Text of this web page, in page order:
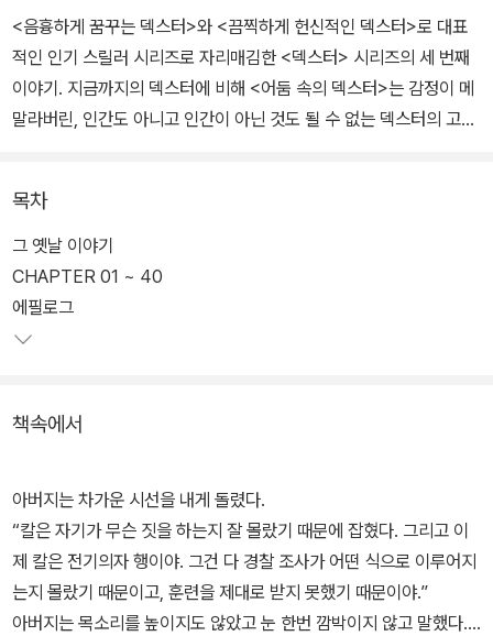
<음흉하게 꿈꾸는 덱스터>와 <끔찍하게 헌신적인 덱스터>로 대표
적인 인기 스릴러 시리즈로 자리매김한 <덱스터> 시리즈의 세 번째
이야기. 지금까지의 덱스터에 비해 <어둠 속의 덱스터>는 감정이 메
말라버린, 인간도 아니고 인간이 아닌 것도 될 수 없는 덱스터의 고민
<어둠 속의 덱스터>에서 작가 제프 린제이는 자신의 '존재의 이유'를
심도 있게 탐구하고, 그의 내면에서 암흑의 살인 본능을 속삭여 왔던
검은 승객을 처음으로 이해하기 시작하며, '리틀 덱스터'와도 같은 두
아이를 바른 길(?)로 이끌어주려 고민하는 덱스터의 모습을 선보인
다.
아 밤길을 나서곤 하던 덱스터. 애인 리타와 엉겁결에 결혼을 앞두게
전히 뒤집히고 만다. 대학 캠퍼스에서 발견된, 불에 타고 목이 없어진
끔찍한 사체 두 구.
평소처럼 즐겁게 작업을 마무리하고 가뿐히 점심을 먹으러 갈 덱스터
이지만 이번엔 뭔가 이상하다. 그의 또 다른 자아 '검은 승객'도 음습
목차
그 옛날 이야기
CHAPTER 01 ~ 40
에필로그
책속에서
아버지는 차가운 시선을 내게 돌렸다.
“칼은 자기가 무슨 짓을 하는지 잘 몰랐기 때문에 잡혔다. 그리고 이
제 칼은 전기의자 행이야. 그건 다 경찰 조사가 어떤 식으로 이루어지
는지 몰랐기 때문이고, 훈련을 제대로 받지 못했기 때문이야.”
아버지는 목소리를 높이지도 않았고 눈 한번 깜박이지 않고 말했다.